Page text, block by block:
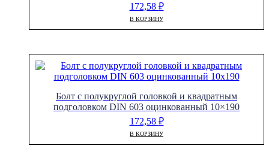
172,58 ₽
В КОРЗИНУ
Болт с полукруглой головкой и квадратным
подголовком DIN 603 оцинкованный 10×190
172,58 ₽
В КОРЗИНУ